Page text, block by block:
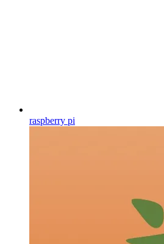
raspberry pi